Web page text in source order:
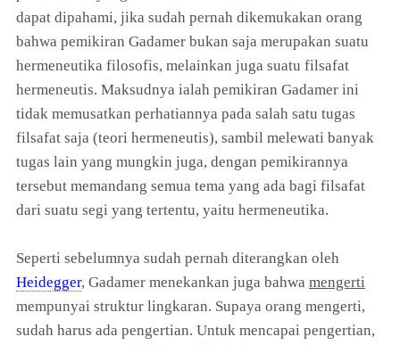
dapat dipahami, jika sudah pernah dikemukakan orang
bahwa pemikiran Gadamer bukan saja merupakan suatu
hermeneutika filosofis, melainkan juga suatu filsafat
hermeneutis. Maksudnya ialah pemikiran Gadamer ini
tidak memusatkan perhatiannya pada salah satu tugas
filsafat saja (teori hermeneutis), sambil melewati banyak
tugas lain yang mungkin juga, dengan pemikirannya
tersebut memandang semua tema yang ada bagi filsafat
dari suatu segi yang tertentu, yaitu hermeneutika.
Seperti sebelumnya sudah pernah diterangkan oleh
Heidegger, Gadamer menekankan juga bahwa mengerti
mempunyai struktur lingkaran. Supaya orang mengerti,
sudah harus ada pengertian. Untuk mencapai pengertian,